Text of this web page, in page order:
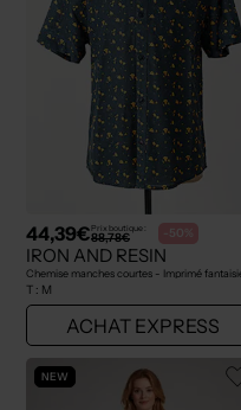
44,39€Prix boutique :
88,78€ -50%
IRON AND RESIN
T : M
ACHAT EXPRESS
NEW